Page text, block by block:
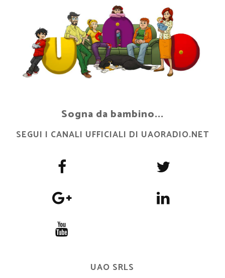
Sogna da bambino...
SEGUI I CANALI UFFICIALI DI UAORADIO.NET
UAO SRLS